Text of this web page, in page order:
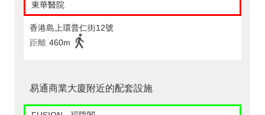
東華醫院
香港島上環普仁街12號
距離 460m
易通商業大廈附近的配套設施